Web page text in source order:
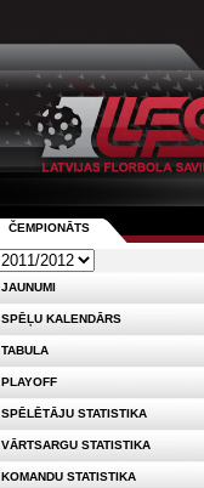
ČEMPIONĀTS
JAUNUMI
SPĒĻU KALENDĀRS
TABULA
PLAYOFF
SPĒLĒTĀJU STATISTIKA
VĀRTSARGU STATISTIKA
KOMANDU STATISTIKA